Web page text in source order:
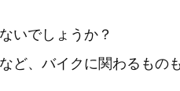
いでしょうか？
ど、バイクに関わるもの